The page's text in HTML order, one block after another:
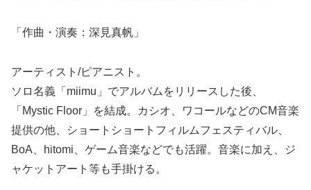
「作曲・演奏：深見真帆」
アーティスト/ピアニスト。
ソロ名義「miimu」でアルバムをリリースした後、
「Mystic Floor」を結成。カシオ、ワコールなどのCM音楽
提供の他、ショートショートフィルムフェスティバル、
BoA、hitomi、ゲーム音楽などでも活躍。音楽に加え、ジ
ャケットアート等も手掛ける。